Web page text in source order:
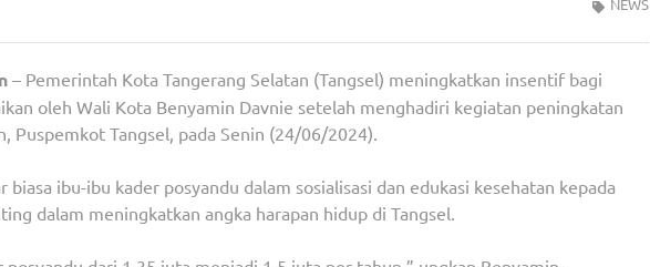
NEWS
– Pemerintah Kota Tangerang Selatan (Tangsel) meningkatkan insentif bagi
oleh Wali Kota Benyamin Davnie setelah menghadiri kegiatan peningkatan
Puspemkot Tangsel, pada Senin (24/06/2024).
ibu-ibu kader posyandu dalam sosialisasi dan edukasi kesehatan kepada
dalam meningkatkan angka harapan hidup di Tangsel.